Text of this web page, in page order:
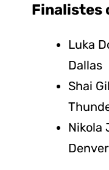
Finalistes
Luka
Dallas
Shai
Nikola
Denver